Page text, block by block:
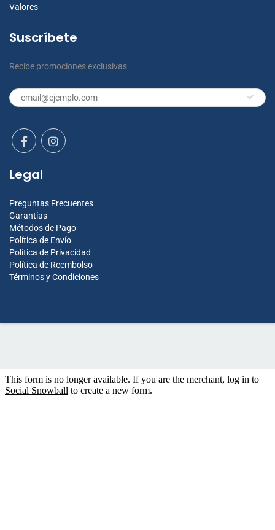
Valores
Suscríbete
Recibe promociones exclusivas
Legal
Preguntas Frecuentes
Garantías
Métodos de Pago
Política de Envío
Política de Privacidad
Política de Reembolso
Términos y Condiciones